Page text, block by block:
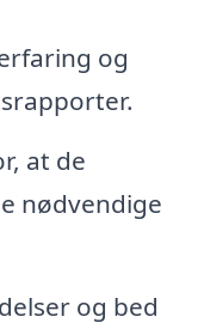
og
at de
nødvendige
og bed